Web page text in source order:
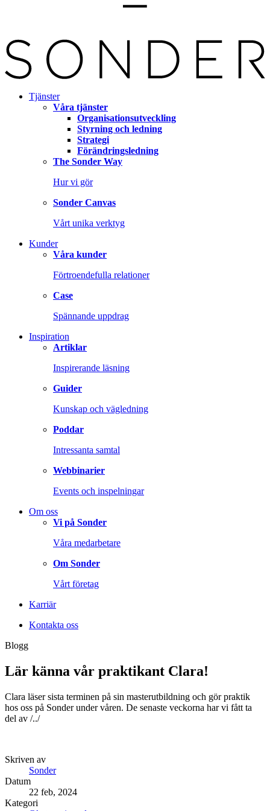
Tjänster
Våra tjänster
Organisationsutveckling
Styrning och ledning
Strategi
Förändringsledning
The Sonder Way
Hur vi gör
Sonder Canvas
Vårt unika verktyg
Kunder
Våra kunder
Förtroendefulla relationer
Case
Spännande uppdrag
Inspiration
Artiklar
Inspirerande läsning
Guider
Kunskap och vägledning
Poddar
Intressanta samtal
Webbinarier
Events och inspelningar
Om oss
Vi på Sonder
Våra medarbetare
Om Sonder
Vårt företag
Karriär
Kontakta oss
Blogg
Lär känna vår praktikant Clara!
Clara läser sista terminen på sin masterutbildning och gör praktik
hos oss på Sonder under våren. De senaste veckorna har vi fått ta
del av /../
Skriven av
Sonder
Datum
22 feb, 2024
Kategori